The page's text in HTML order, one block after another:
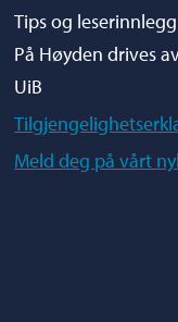
Tips og
På Høyden drives
UiB
Meld deg på vårt